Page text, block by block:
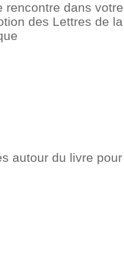
rencontre dans
des Lettres de
autour du livre